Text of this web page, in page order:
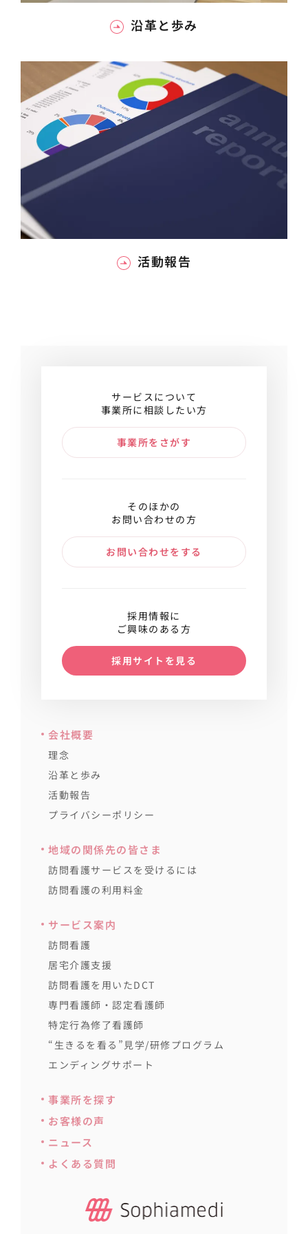
沿革と歩み
活動報告
サービスについて
事業所に相談したい方
事業所をさがす
そのほかの
お問い合わせの方
お問い合わせをする
採用情報に
ご興味のある方
採用サイトを見る
会社概要
理念
沿革と歩み
活動報告
プライバシーポリシー
地域の関係先の皆さま
訪問看護サービスを受けるには
訪問看護の利用料金
サービス案内
訪問看護
居宅介護支援
訪問看護を用いたDCT
専門看護師・認定看護師
特定行為修了看護師
“生きるを看る”見学/研修プログラム
エンディングサポート
事業所を探す
お客様の声
ニュース
よくある質問